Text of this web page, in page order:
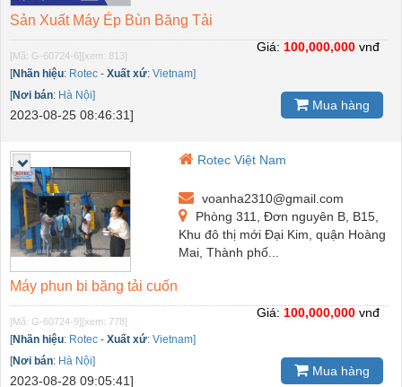
Sản Xuất Máy Ép Bùn Băng Tải
[Mã: G-60724-6] [xem: 813]
[Nhãn hiệu: Rotec - Xuất xứ: Vietnam]
[Nơi bán: Hà Nội]
2023-08-25 08:46:31]
Giá: 100,000,000 vnđ
Mua hàng
Rotec Việt Nam
voanha2310@gmail.com
Phòng 311, Đơn nguyên B, B15,
Khu đô thị mới Đại Kim, quận Hoàng
Mai, Thành phố...
Máy phun bi băng tải cuốn
[Mã: G-60724-9] [xem: 778]
[Nhãn hiệu: Rotec - Xuất xứ: Vietnam]
[Nơi bán: Hà Nội]
2023-08-28 09:05:41]
Giá: 100,000,000 vnđ
Mua hàng